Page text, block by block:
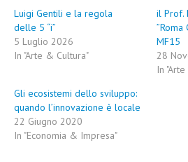
Luigi Gentili e la regola
delle 5 “i”
5 Luglio 2026
In "Arte & Cultura"
il Prof.
”Roma
MF15
28
In
Gli ecosistemi dello sviluppo:
quando l’innovazione è locale
22 Giugno 2020
In "Economia & Impresa"